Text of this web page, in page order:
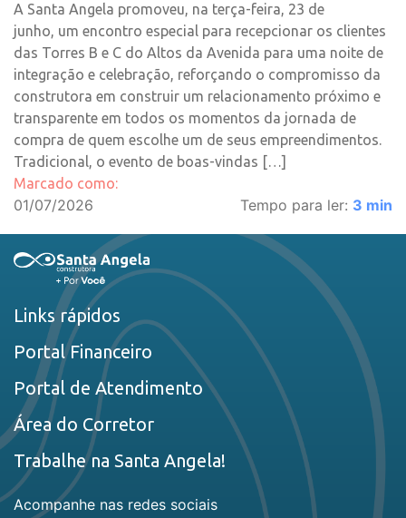
A Santa Angela promoveu, na terça-feira, 23 de
junho, um encontro especial para recepcionar os clientes
das Torres B e C do Altos da Avenida para uma noite de
integração e celebração, reforçando o compromisso da
construtora em construir um relacionamento próximo e
transparente em todos os momentos da jornada de
compra de quem escolhe um de seus empreendimentos.
Tradicional, o evento de boas-vindas […]
Marcado como:
01/07/2026 Tempo para ler: 3 min
Links rápidos
Portal Financeiro
Portal de Atendimento
Área do Corretor
Trabalhe na Santa Angela!
Acompanhe nas redes sociais